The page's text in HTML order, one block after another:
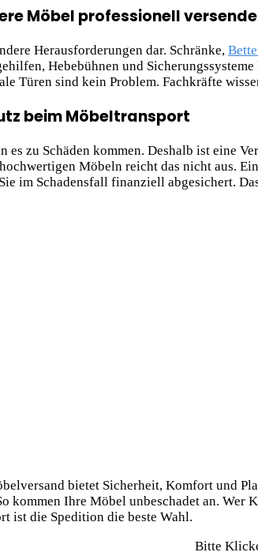
Möbel professionell
Herausforderungen dar. Schränke,
Hebebühnen und
Türen sind kein Problem. Fachkräfte
beim Möbeltransport
es zu Schäden kommen. Deshalb ist eine
Möbeln reicht das nicht aus.
im Schadensfall finanziell abgesichert.
bietet Sicherheit, Komfort und
kommen Ihre Möbel unbeschadet an.
ist die Spedition die beste Wahl.
Bitte